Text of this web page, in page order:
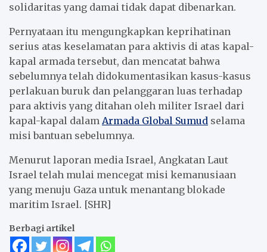
solidaritas yang damai tidak dapat dibenarkan.
Pernyataan itu mengungkapkan keprihatinan
serius atas keselamatan para aktivis di atas kapal-
kapal armada tersebut, dan mencatat bahwa
sebelumnya telah didokumentasikan kasus-kasus
perlakuan buruk dan pelanggaran luas terhadap
para aktivis yang ditahan oleh militer Israel dari
kapal-kapal dalam Armada Global Sumud selama
misi bantuan sebelumnya.
Menurut laporan media Israel, Angkatan Laut
Israel telah mulai mencegat misi kemanusiaan
yang menuju Gaza untuk menantang blokade
maritim Israel. [SHR]
Berbagi artikel